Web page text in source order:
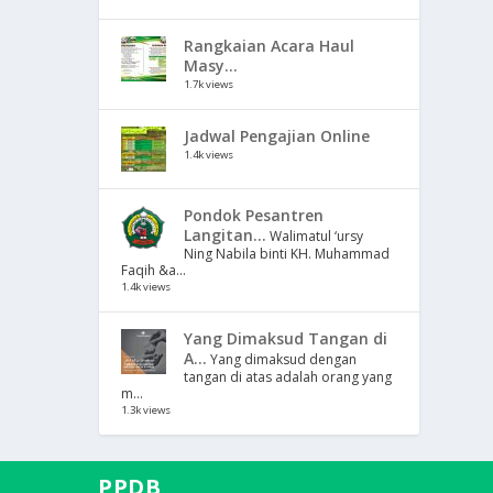
Rangkaian Acara Haul
Masy...
1.7k views
Jadwal Pengajian Online
1.4k views
Pondok Pesantren
Langitan... Walimatul ‘ursy
Ning Nabila binti KH. Muhammad
Faqih &a...
1.4k views
Yang Dimaksud Tangan di
A... Yang dimaksud dengan
tangan di atas adalah orang yang
m...
1.3k views
PPDB